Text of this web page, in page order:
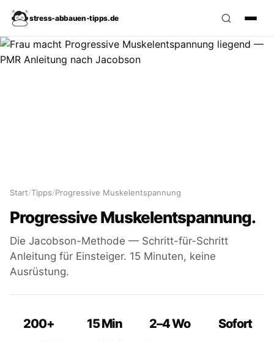
stress‑abbauen‑tipps.de
Start/Tipps/Progressive Muskelentspannung
Progressive Muskel­entspannung.
Die Jacobson-Methode — Schritt-für-Schritt
Anleitung für Einsteiger. 15 Minuten, keine
Ausrüstung.
200+ 15 Min 2–4 Wo Sofort